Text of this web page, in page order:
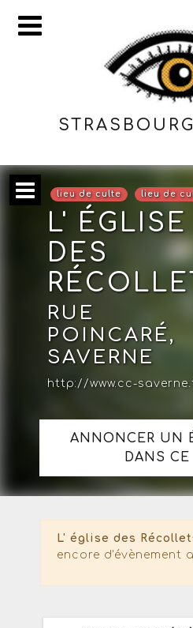
lieu de culte lieu de
L' ÉGLISE
DES
RUE
POINCARÉ,
SAVERNE
http://www.cc-
ANNONCER UN
DANS
L' église des
encore d'évènement